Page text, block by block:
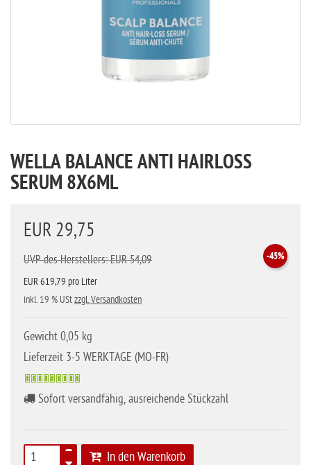
WELLA BALANCE ANTI HAIRLOSS
SERUM 8X6ML
EUR 29,75
-45%
UVP des Herstellers: EUR 54,09
EUR 619,79 pro Liter
inkl. 19 % UStzzgl. Versandkosten
Gewicht 0,05 kg
Lieferzeit 3-5 WERKTAGE (MO-FR)
Sofort versandfähig, ausreichende Stückzahl
In den Warenkorb